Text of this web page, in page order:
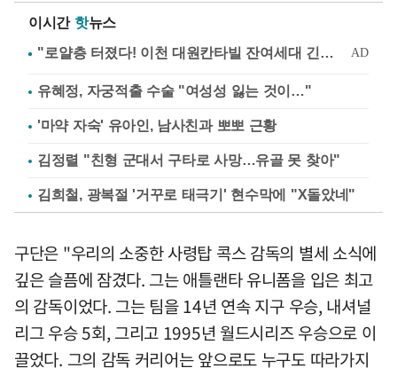
이시간 핫뉴스
유혜정, 자궁적출 수술 "여성성 잃는 것이…"
'마약 자숙' 유아인, 남사친과 뽀뽀 근황
김정렬 "친형 군대서 구타로 사망…유골 못 찾아"
김희철, 광복절 '거꾸로 태극기' 현수막에 "X돌았네"
구단은 "우리의 소중한 사령탑 콕스 감독의 별세 소식에
깊은 슬픔에 잠겼다. 그는 애틀랜타 유니폼을 입은 최고
의 감독이었다. 그는 팀을 14년 연속 지구 우승, 내셔널
리그 우승 5회, 그리고 1995년 월드시리즈 우승으로 이
끌었다. 그의 감독 커리어는 앞으로도 누구도 따라가지